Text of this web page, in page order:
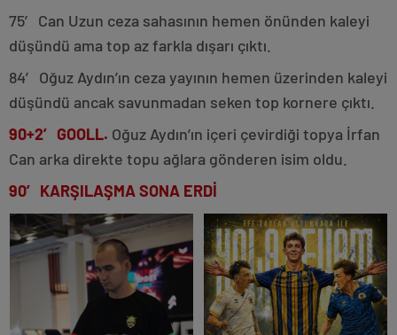
75′ Can Uzun ceza sahasının hemen önünden kaleyi
düşündü ama top az farkla dışarı çıktı.
84′ Oğuz Aydın’ın ceza yayının hemen üzerinden kaleyi
düşündü ancak savunmadan seken top kornere çıktı.
90+2′ GOOLL. Oğuz Aydın’ın içeri çevirdiği topya İrfan
Can arka direkte topu ağlara gönderen isim oldu.
90′ KARŞILAŞMA SONA ERDİ